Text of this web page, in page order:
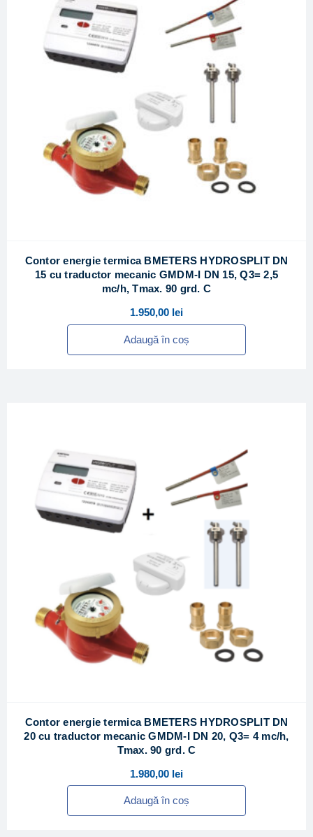
Contor energie termica BMETERS HYDROSPLIT DN
15 cu traductor mecanic GMDM-I DN 15, Q3= 2,5
mc/h, Tmax. 90 grd. C
1.950,00 lei
Adaugă în coș
Contor energie termica BMETERS HYDROSPLIT DN
20 cu traductor mecanic GMDM-I DN 20, Q3= 4 mc/h,
Tmax. 90 grd. C
1.980,00 lei
Adaugă în coș